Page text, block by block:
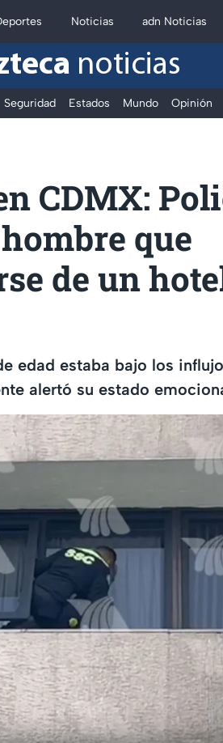
Noticias adn Noticias
noticias
Seguridad Estados Mundo Opinión
CDMX:
que
de un
edad estaba bajo los
alertó su estado